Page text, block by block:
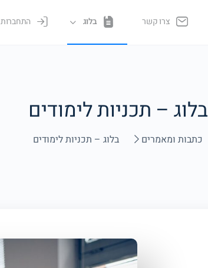
צרו קשר בלוג התחברות
בלוג – תכניות לימודים
כתבות ומאמרים בלוג – תכניות לימודים